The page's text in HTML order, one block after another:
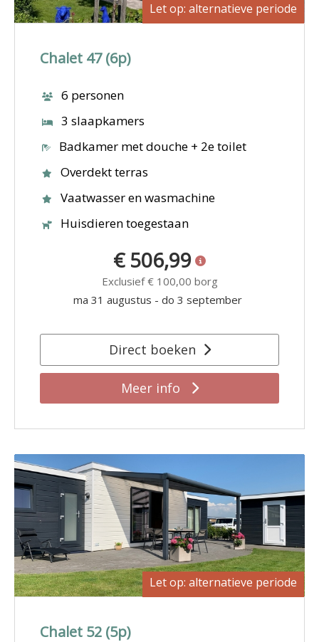
Let op: alternatieve periode
Chalet 47 (6p)
6 personen
3 slaapkamers
Badkamer met douche + 2e toilet
Overdekt terras
Vaatwasser en wasmachine
Huisdieren toegestaan
€ 506,99
Exclusief € 100,00 borg
ma 31 augustus - do 3 september
Direct boeken
Meer info
Let op: alternatieve periode
Chalet 52 (5p)